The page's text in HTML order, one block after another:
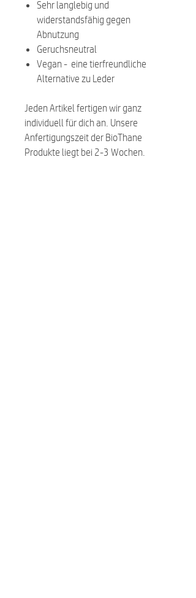
Sehr langlebig und
widerstandsfähig gegen
Abnutzung
Geruchsneutral
Vegan - eine tierfreundliche
Alternative zu Leder
Jeden Artikel fertigen wir ganz
individuell für dich an. Unsere
Anfertigungszeit der BioThane
Produkte liegt bei 2-3 Wochen.